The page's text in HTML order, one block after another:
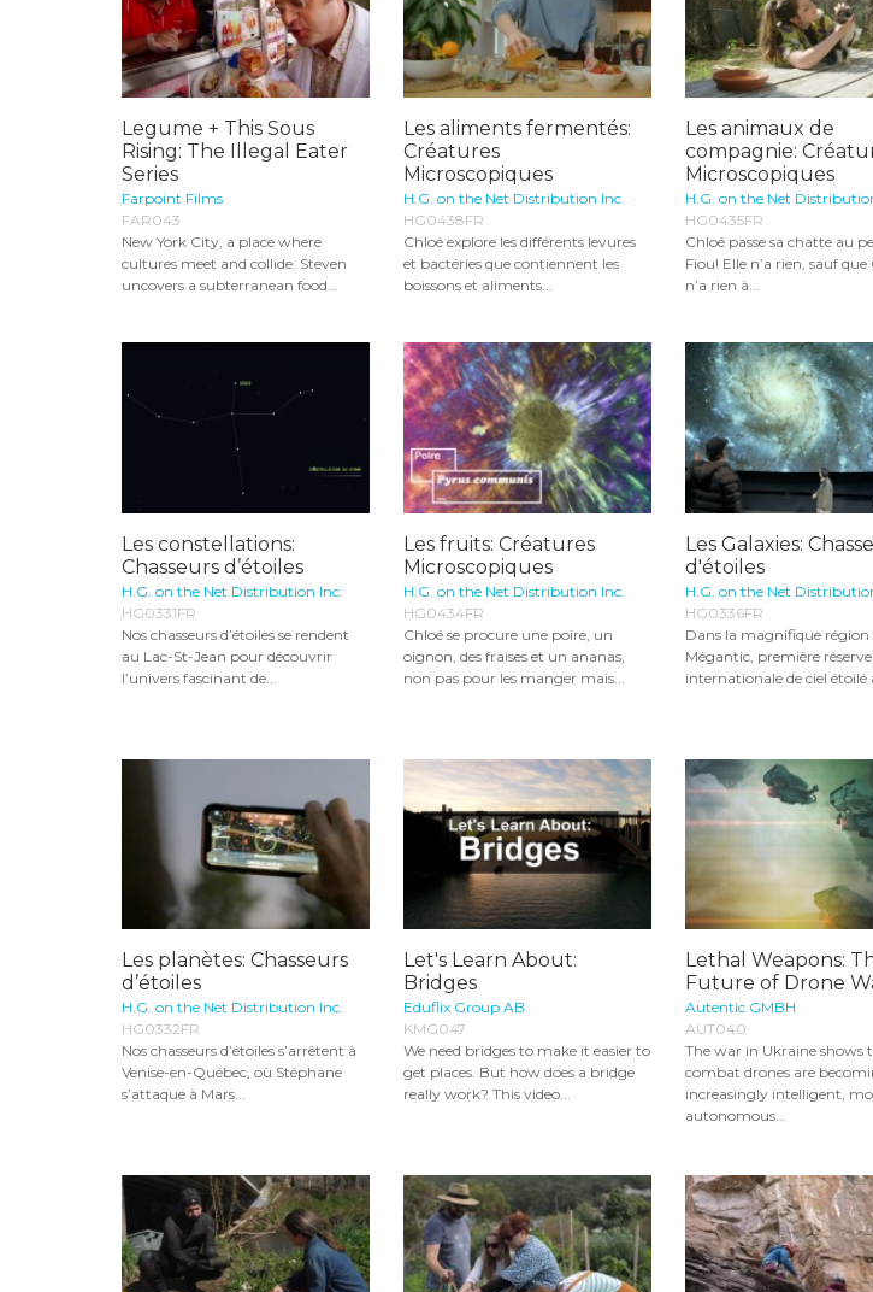
Legume + This Sous
Rising: The Illegal Eater
Series
Farpoint Films
FAR043
New York City, a place where
cultures meet and collide. Steven
uncovers a subterranean food...
Les aliments fermentés:
Créatures
Microscopiques
H.G. on the Net Distribution Inc.
HG0438FR
Chloé explore les différents levures
et bactéries que contiennent les
boissons et aliments...
Les animaux de
compagnie:
Microscopiques
H.G. on the Net
HG0435FR
Chloé passe sa chatte au
Fiou! Elle n’a rien, sauf que
n’a rien à...
Les constellations:
Chasseurs d’étoiles
H.G. on the Net Distribution Inc.
HG0331FR
Nos chasseurs d’étoiles se rendent
au Lac-St-Jean pour découvrir
l’univers fascinant de...
Les fruits: Créatures
Microscopiques
H.G. on the Net Distribution Inc.
HG0434FR
Chloé se procure une poire, un
oignon, des fraises et un ananas,
non pas pour les manger mais...
Les Galaxies:
d'étoiles
H.G. on the Net
HG0336FR
Dans la magnifique région
Mégantic, première réserve
internationale de ciel étoilé
Les planètes: Chasseurs
d’étoiles
H.G. on the Net Distribution Inc.
HG0332FR
Nos chasseurs d’étoiles s’arrêtent à
Venise-en-Québec, où Stéphane
s’attaque à Mars...
Let's Learn About:
Bridges
Eduflix Group AB
KMG047
We need bridges to make it easier to
get places. But how does a bridge
really work? This video...
Lethal Weapons:
Future of Drone
Autentic GMBH
AUT040
The war in Ukraine shows
combat drones are
increasingly intelligent,
autonomous...